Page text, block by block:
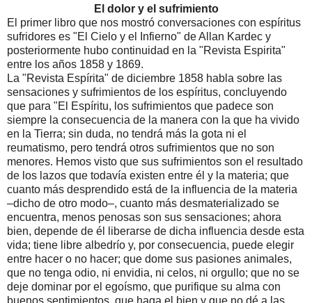
El dolor y el sufrimiento
El primer libro que nos mostró conversaciones con espíritus
sufridores es "El Cielo y el Infierno" de Allan Kardec y
posteriormente hubo continuidad en la "Revista Espirita"
entre los años 1858 y 1869.
La "Revista Espírita" de diciembre 1858 habla sobre las
sensaciones y sufrimientos de los espíritus, concluyendo
que para "El Espíritu, los sufrimientos que padece son
siempre la consecuencia de la manera con la que ha vivido
en la Tierra; sin duda, no tendrá más la gota ni el
reumatismo, pero tendrá otros sufrimientos que no son
menores. Hemos visto que sus sufrimientos son el resultado
de los lazos que todavía existen entre él y la materia; que
cuanto más desprendido está de la influencia de la materia
–dicho de otro modo–, cuanto más desmaterializado se
encuentra, menos penosas son sus sensaciones; ahora
bien, depende de él liberarse de dicha influencia desde esta
vida; tiene libre albedrío y, por consecuencia, puede elegir
entre hacer o no hacer; que dome sus pasiones animales,
que no tenga odio, ni envidia, ni celos, ni orgullo; que no se
deje dominar por el egoísmo, que purifique su alma con
buenos sentimientos, que haga el bien y que no dé a las